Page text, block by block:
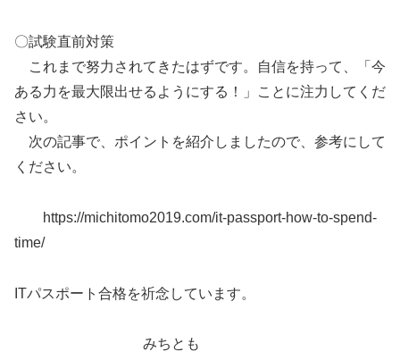
〇試験直前対策
これまで努力されてきたはずです。自信を持って、「今
ある力を最大限出せるようにする！」ことに注力してくだ
さい。
次の記事で、ポイントを紹介しましたので、参考にして
ください。
https://michitomo2019.com/it-passport-how-to-spend-
time/
ITパスポート合格を祈念しています。
みちとも